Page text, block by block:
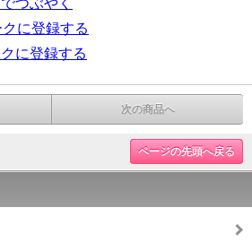
に登録する
に登録する
次の商品へ
ページの先頭へ戻る